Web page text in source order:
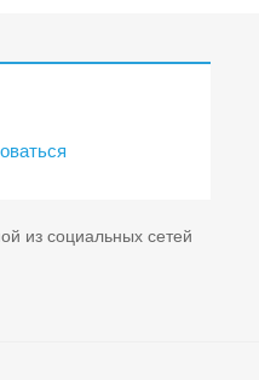
из социальных сетей